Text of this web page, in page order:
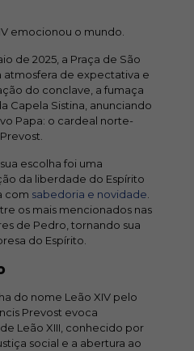
emocionou o mundo.
de 2025, a Praça de São
de expectativa e
do conclave, a fumaça
Capela Sistina, anunciando
Papa: o cardeal norte-
escolha foi uma
da liberdade do Espírito
com sabedoria e novidade
os mais mencionados nas
de Pedro, tornando sua
do Espírito.
do nome Leão XIV pelo
Prevost evoca
Leão XIII, conhecido por
social e a abertura ao